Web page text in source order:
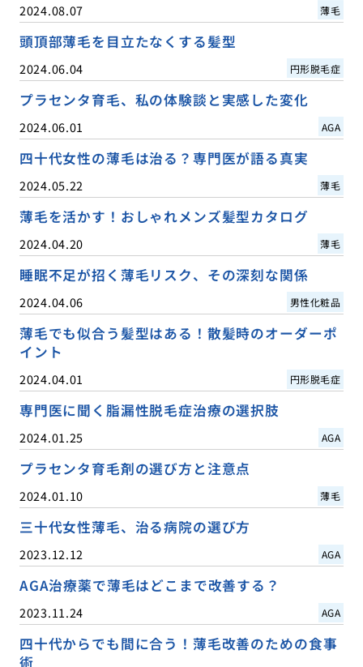
2024.08.07 薄毛
頭頂部薄毛を目立たなくする髪型
2024.06.04 円形脱毛症
プラセンタ育毛、私の体験談と実感した変化
2024.06.01 AGA
四十代女性の薄毛は治る？専門医が語る真実
2024.05.22 薄毛
薄毛を活かす！おしゃれメンズ髪型カタログ
2024.04.20 薄毛
睡眠不足が招く薄毛リスク、その深刻な関係
2024.04.06 男性化粧品
薄毛でも似合う髪型はある！散髪時のオーダーポ
イント
2024.04.01 円形脱毛症
専門医に聞く脂漏性脱毛症治療の選択肢
2024.01.25 AGA
プラセンタ育毛剤の選び方と注意点
2024.01.10 薄毛
三十代女性薄毛、治る病院の選び方
2023.12.12 AGA
AGA治療薬で薄毛はどこまで改善する？
2023.11.24 AGA
四十代からでも間に合う！薄毛改善のための食事
術